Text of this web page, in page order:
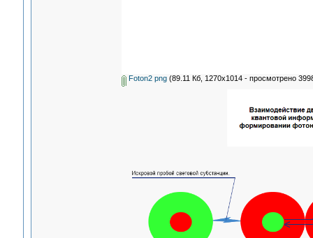
Foton2 png(89.11 Кб, 1270x1014 - просмотрено